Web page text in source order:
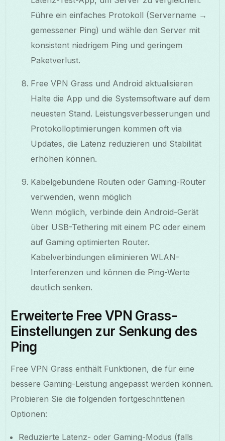
Führe ein einfaches Protokoll (Servername →
gemessener Ping) und wähle den Server mit
konsistent niedrigem Ping und geringem
Paketverlust.
Free VPN Grass und Android aktualisieren
Halte die App und die Systemsoftware auf dem
neuesten Stand. Leistungsverbesserungen und
Protokolloptimierungen kommen oft via
Updates, die Latenz reduzieren und Stabilität
erhöhen können.
Kabelgebundene Routen oder Gaming-Router
verwenden, wenn möglich
Wenn möglich, verbinde dein Android-Gerät
über USB-Tethering mit einem PC oder einem
auf Gaming optimierten Router.
Kabelverbindungen eliminieren WLAN-
Interferenzen und können die Ping-Werte
deutlich senken.
Erweiterte Free VPN Grass-
Einstellungen zur Senkung des
Ping
Free VPN Grass enthält Funktionen, die für eine
bessere Gaming-Leistung angepasst werden können.
Probieren Sie die folgenden fortgeschrittenen
Optionen:
Reduzierte Latenz- oder Gaming-Modus (falls